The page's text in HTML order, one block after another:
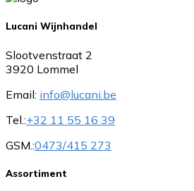
Lucani Wijnhandel
Slootvenstraat 2
3920 Lommel
Email: info@lucani.be
Tel.:+32 11 55 16 39
GSM.:0473/415 273
Assortiment